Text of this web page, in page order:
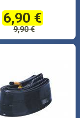
6,90 €
9,90 €